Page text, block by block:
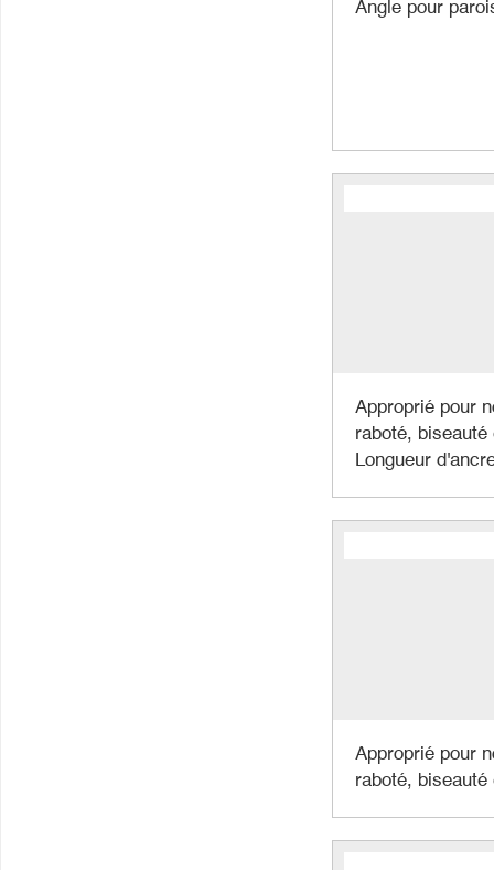
Angle pour
Approprié pour
raboté,
Longueur
Approprié pour
raboté, biseauté